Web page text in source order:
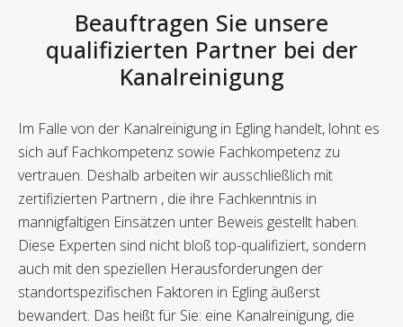
Beauftragen Sie unsere
qualifizierten Partner bei der
Kanalreinigung
Im Falle von der Kanalreinigung in Egling handelt, lohnt es
sich auf Fachkompetenz sowie Fachkompetenz zu
vertrauen. Deshalb arbeiten wir ausschließlich mit
zertifizierten Partnern , die ihre Fachkenntnis in
mannigfaltigen Einsätzen unter Beweis gestellt haben.
Diese Experten sind nicht bloß top-qualifiziert, sondern
auch mit den speziellen Herausforderungen der
standortspezifischen Faktoren in Egling äußerst
bewandert. Das heißt für Sie: eine Kanalreinigung, die